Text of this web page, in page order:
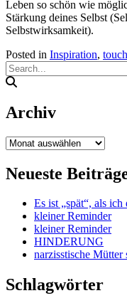
Leben so schön wie
Stärkung deines Selbst
Selbstwirksamkeit).
Posted in Inspiration,
Archiv
Archiv
Neueste
Es ist „spät“, als
kleiner Reminder
kleiner Reminder
HINDERUNG
narzisstische
Schlagwörter